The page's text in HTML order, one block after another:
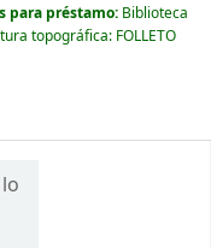
para préstamo: Biblioteca
topográfica: FOLLETO